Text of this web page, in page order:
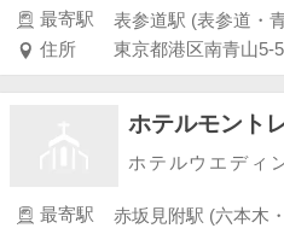
最寄駅
表参道駅 (表参道・
住所
東京都港区南青山5-
ホテルモント
ホテルウエディ
最寄駅